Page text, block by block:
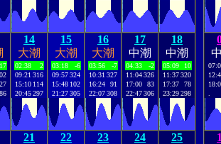
17
14
大潮
02:38
2
09:21 316
15:10 114
20:45297
15
大潮
03:18
-6
09:57324
15:48 102
21:27305
16
大潮
03:56
-7
10:31 327
16:24
91
22:07308
17
中潮
04:33
-2
11:04326
17:00
83
22:47306
18
中潮
05:09
10
11:37320
17:37
78
23:29298
21
22
23
24
25